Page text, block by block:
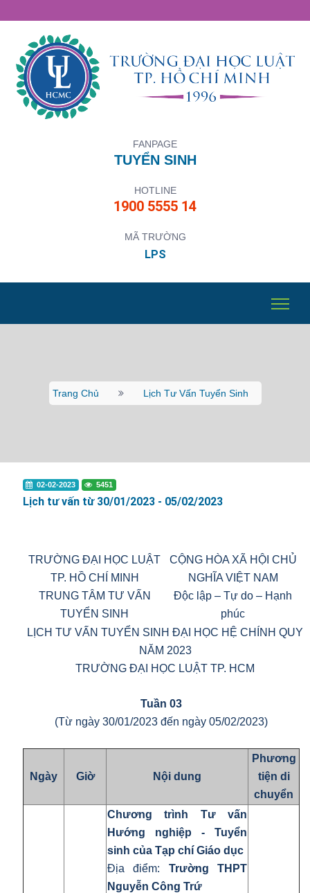
FANPAGE
TUYỂN SINH
HOTLINE
1900 5555 14
MÃ TRƯỜNG
LPS
Trang Chủ Lịch Tư Vấn Tuyển Sinh
02-02-2023 5451
Lịch tư vấn từ 30/01/2023 - 05/02/2023
TRƯỜNG ĐẠI HỌC LUẬT
TP. HỒ CHÍ MINH
TRUNG TÂM TƯ VẤN
TUYỂN SINH
CỘNG HÒA XÃ HỘI CHỦ
NGHĨA VIỆT NAM
Độc lập – Tự do – Hạnh
phúc
LỊCH TƯ VẤN TUYỂN SINH ĐẠI HỌC HỆ CHÍNH QUY
NĂM 2023
TRƯỜNG ĐẠI HỌC LUẬT TP. HCM
Tuần 03
(Từ ngày 30/01/2023 đến ngày 05/02/2023)
Ngày Giờ Nội dung
Phương
tiện di
chuyển
Chương trình Tư vấn
Hướng nghiệp - Tuyển
sinh của Tạp chí Giáo dục
Địa điểm: Trường THPT
Nguyễn Công Trứ